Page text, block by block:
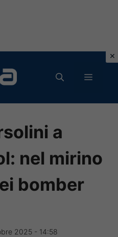
MENU
a
nel mirino
bomber
2025 - 14:58